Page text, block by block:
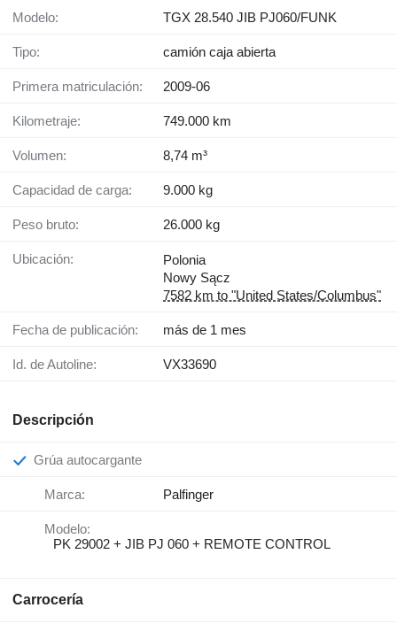
Modelo: TGX 28.540 JIB PJ060/FUNK
Tipo: camión caja abierta
Primera matriculación: 2009-06
Kilometraje: 749.000 km
Volumen: 8,74 m³
Capacidad de carga: 9.000 kg
Peso bruto: 26.000 kg
Ubicación:
Polonia
Nowy Sącz
7582 km to "United States/Columbus"
Fecha de publicación: más de 1 mes
Id. de Autoline: VX33690
Descripción
Grúa autocargante
Marca: Palfinger
Modelo:
PK 29002 + JIB PJ 060 + REMOTE CONTROL
Carrocería